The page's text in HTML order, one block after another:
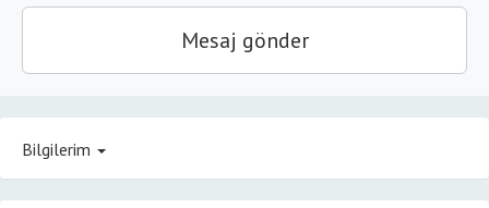
Mesaj gönder
Bilgilerim